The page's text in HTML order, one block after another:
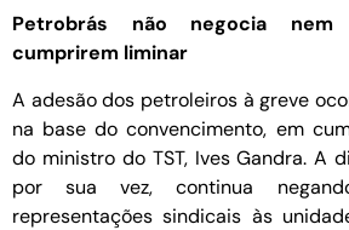
Petrobrás não negocia nem
cumprirem liminar
A adesão dos petroleiros à greve
na base do convencimento, em
do ministro do TST, Ives Gandra. A
por sua vez, continua
representações sindicais às